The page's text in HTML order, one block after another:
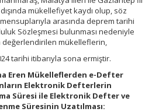
mükellefiyet kaydı olup, söz
arasında deprem tarihi
Sözleşmesi bulunması nedeniyle
değerlendirilen mükelleflerin,
tarihi itibarıyla sona ermiştir.
Eren Mükelleflerden e-Defter
Elektronik Defterlerin
Süresi ile Elektronik Defter ve
Süresinin Uzatılması: